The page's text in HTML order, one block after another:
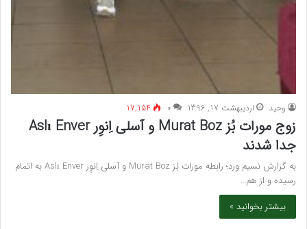
وحید اردیبهشت 17, 1396 ۰ 17,154
زوج مورات بُز Murat Boz و آسلی اِنوِر Aslı Enver
جدا شدند
به گزارش نسیم ورد؛ رابطه مورات بُز Murat Boz و آسلی اِنوِر Aslı Enver به اتمام
رسیده و از هم…
بیشتر بخوانید »